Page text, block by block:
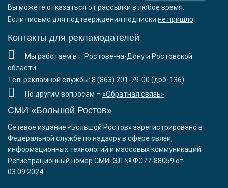
Вы можете отказаться от рассылки в любое время.
Если письмо для подтверждения подписки не пришло
Контакты для рекламодателей
Мы работаем в г. Ростове-на-Дону и Ростовской
области
Тел. рекламной службы: 8 (863) 201-79-00 (доб. 136)
По другим вопросам – «Обратная связь»
СМИ «Большой Ростов»
Сетевое издание «Большой Ростов» зарегистрировано в
Федеральной службе по надзору в сфере связи,
информационных технологий и массовых коммуникаций.
Регистрационный номер СМИ: ЭЛ № ФС77-88059 от
03.09.2024